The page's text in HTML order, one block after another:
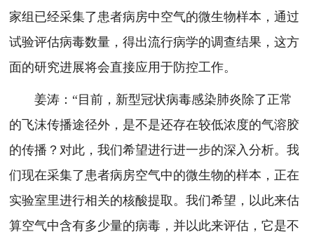
家组已经采集了患者病房中空气的微生物样本，通过
试验评估病毒数量，得出流行病学的调查结果，这方
面的研究进展将会直接应用于防控工作。
姜涛：“目前，新型冠状病毒感染肺炎除了正常
的飞沫传播途径外，是不是还存在较低浓度的气溶胶
的传播？对此，我们希望进行进一步的深入分析。我
们现在采集了患者病房空气中的微生物的样本，正在
实验室里进行相关的核酸提取。我们希望，以此来估
算空气中含有多少量的病毒，并以此来评估，它是不